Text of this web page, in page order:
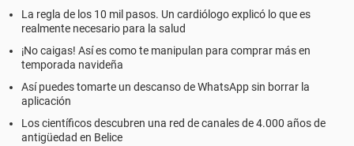
La regla de los 10 mil pasos. Un cardiólogo explicó lo que es
realmente necesario para la salud
¡No caigas! Así es como te manipulan para comprar más en
temporada navideña
Así puedes tomarte un descanso de WhatsApp sin borrar la
aplicación
Los científicos descubren una red de canales de 4.000 años de
antigüedad en Belice